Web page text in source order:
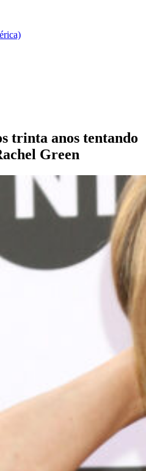
trinta anos tentando
Green